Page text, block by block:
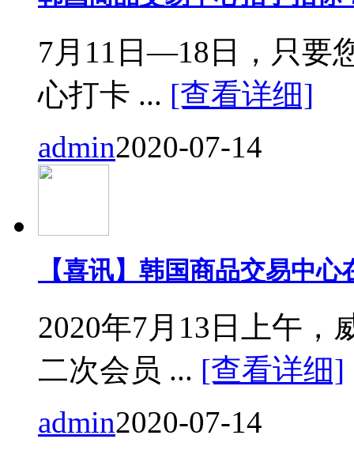
7月11日—18日，只要
心打卡 ... [查看详细]
admin2020-07-14
【喜讯】韩国商品交易中
2020年7月13日上午，
二次会员 ... [查看详细]
admin2020-07-14